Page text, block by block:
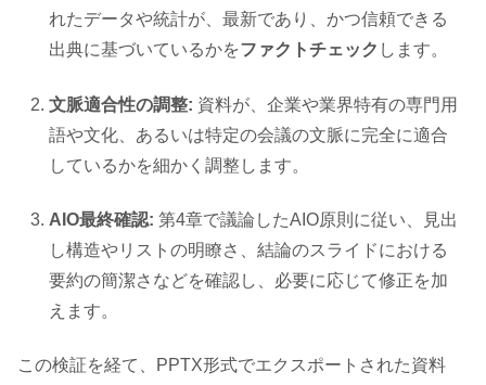
れたデータや統計が、最新であり、かつ信頼できる
出典に基づいているかをファクトチェック します。
文脈適合性の調整: 資料が、企業や業界特有の専門用
語や文化、あるいは特定の会議の文脈に完全に適合
しているかを細かく調整します。
AIO最終確認: 第4章で議論したAIO原則に従い、見出
し構造やリストの明瞭さ、結論のスライドにおける
要約の簡潔さなどを確認し、必要に応じて修正を加
えます。
この検証を経て、PPTX形式でエクスポートされた資料